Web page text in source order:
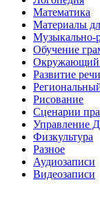
Математика
Материалы
Музыкально-
Обучение
Развитие речи
Рисование
Сценарии
Управление
Физкультура
Разное
Аудиозаписи
Видеозаписи